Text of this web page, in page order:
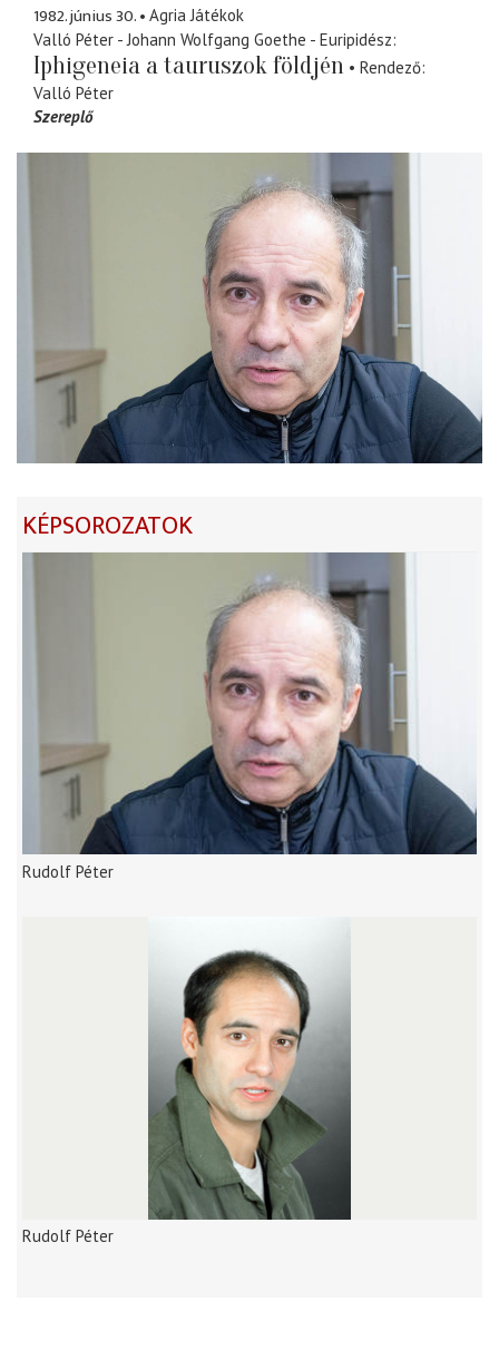
1982. június 30.
Agria Játékok
Valló Péter - Johann Wolfgang Goethe - Euripidész
Iphigeneia a tauruszok földjén
Rendező
Valló Péter
Szereplő
KÉPSOROZATOK
Rudolf Péter
Rudolf Péter